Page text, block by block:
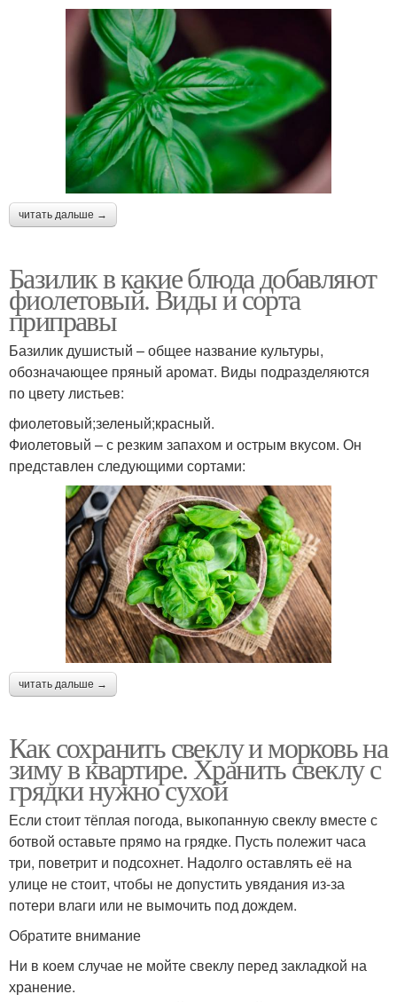
читать дальше →
Базилик в какие блюда добавляют
фиолетовый. Виды и сорта
приправы
Базилик душистый – общее название культуры,
обозначающее пряный аромат. Виды подразделяются
по цвету листьев:
фиолетовый;зеленый;красный.
Фиолетовый – с резким запахом и острым вкусом. Он
представлен следующими сортами:
читать дальше →
Как сохранить свеклу и морковь на
зиму в квартире. Хранить свеклу с
грядки нужно сухой
Если стоит тёплая погода, выкопанную свеклу вместе с
ботвой оставьте прямо на грядке. Пусть полежит часа
три, поветрит и подсохнет. Надолго оставлять её на
улице не стоит, чтобы не допустить увядания из-за
потери влаги или не вымочить под дождем.
Обратите внимание
Ни в коем случае не мойте свеклу перед закладкой на
хранение.